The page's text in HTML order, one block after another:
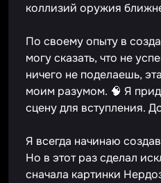
коллизий оружия
По своему опыту в
могу сказать, что не
ничего не поделаешь,
моим разумом. 🧠 Я
сцену для вступления.
Я всегда начинаю
Но в этот раз сделал
сначала картинки